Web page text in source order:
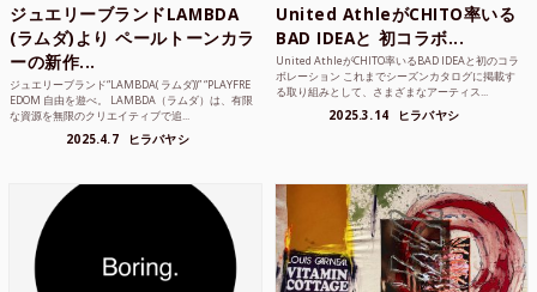
ジュエリーブランドLAMBDA
(ラムダ)より ペールトーンカラ
ーの新作...
ジュエリーブランド“LAMBDA( ラムダ))” “PLAYFRE
EDOM 自由を遊べ。 LAMBDA（ラムダ）は、有限
な資源を無限のクリエイティブで追...
2025.4.7 ヒラバヤシ
United AthleがCHITO率いる
BAD IDEAと 初コラボ...
United AthleがCHITO率いるBAD IDEAと初のコラ
ボレーション これまでシーズンカタログに掲載す
る取り組みとして、さまざまなアーティス...
2025.3.14 ヒラバヤシ